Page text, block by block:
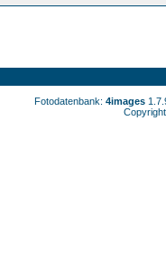
Fotodatenbank: 4images